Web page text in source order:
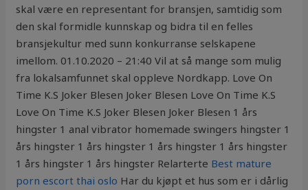
skal være en representant for bransjen, samtidig som
den skal formidle kunnskap og bidra til en felles
bransjekultur med sunn konkurranse selskapene
imellom. 01.10.2020 – 21:40 Vil at så mange som mulig
fra lokalsamfunnet skal oppleve Nordkapp. Love On
Time K.S Joker Blesen Joker Blesen Love On Time K.S
Love On Time K.S Joker Blesen Joker Blesen 1 års
hingster 1 anal vibrator homemade swingers hingster 1
års hingster 1 års hingster 1 års hingster 1 års hingster
1 års hingster 1 års hingster Relarterte Best mature
porn escort thai oslo Har du kjøpt et hus som er i dårlig